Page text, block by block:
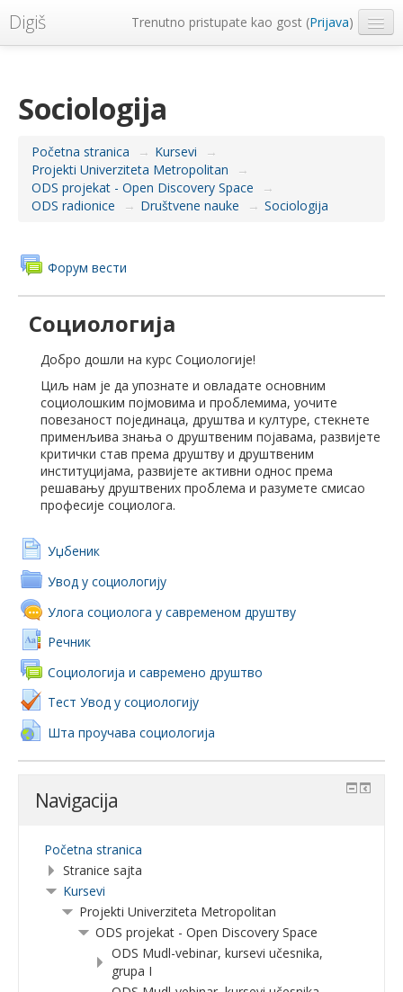
Digiš Trenutno pristupate kao gost (Prijava)
Srpski ‎(sr_lt)‎
Sociologija
Početna stranica → Kursevi
→
Projekti Univerziteta Metropolitan
→
ODS projekat - Open Discovery Space
→
ODS radionice
→ Društvene nauke → Sociologija
Форум вести
Социологија
Добро дошли на курс Социологије!
Циљ нам је да упознате и овладате основним
социолошким појмовима и проблемима, уочите
повезаност појединаца, друштва и културе, стекнете
применљива знања о друштвеним појавама, развијете
критички став према друштву и друштвеним
институцијама, развијете активни однос према
решавању друштвених проблема и разумете смисао
професије социолога.
Уџбеник
Увод у социологију
Улога социолога у савременом друштву
Речник
Социологија и савремено друштво
Тест Увод у социологију
Шта проучава социологија
Navigacija
Početna stranica
Stranice sajta
Kursevi
Projekti Univerziteta Metropolitan
ODS projekat - Open Discovery Space
ODS Mudl-vebinar, kursevi učesnika,
grupa I